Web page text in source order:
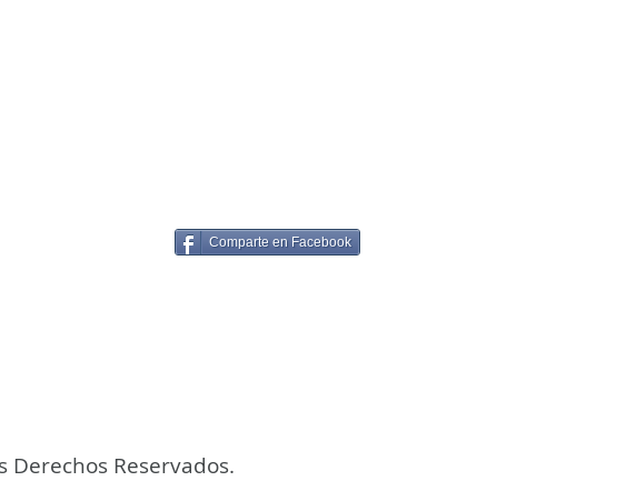
Comparte en Facebook
Derechos Reservados.